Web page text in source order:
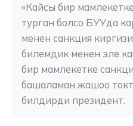
«Кайсы бир
турган болсо БУУда
менен санкция
билемдик менен эле
бир мамлекетке
башаламан жашоо
билдирди президент.